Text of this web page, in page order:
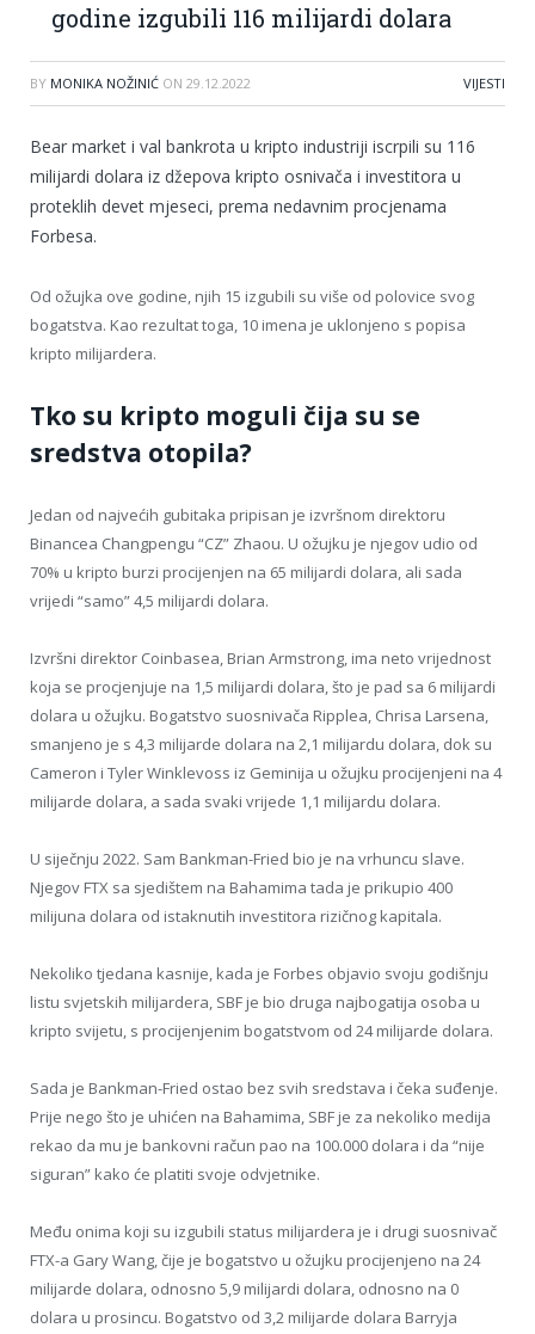
godine izgubili 116 milijardi dolara
BY MONIKA NOŽINIĆ ON 29.12.2022 VIJESTI
Bear market i val bankrota u kripto industriji iscrpili su 116
milijardi dolara iz džepova kripto osnivača i investitora u
proteklih devet mjeseci, prema nedavnim procjenama
Forbesa.
Od ožujka ove godine, njih 15 izgubili su više od polovice svog
bogatstva. Kao rezultat toga, 10 imena je uklonjeno s popisa
kripto milijardera.
Tko su kripto moguli čija su se
sredstva otopila?
Jedan od najvećih gubitaka pripisan je izvršnom direktoru
Binancea Changpengu “CZ” Zhaou. U ožujku je njegov udio od
70% u kripto burzi procijenjen na 65 milijardi dolara, ali sada
vrijedi “samo” 4,5 milijardi dolara.
Izvršni direktor Coinbasea, Brian Armstrong, ima neto vrijednost
koja se procjenjuje na 1,5 milijardi dolara, što je pad sa 6 milijardi
dolara u ožujku. Bogatstvo suosnivača Ripplea, Chrisa Larsena,
smanjeno je s 4,3 milijarde dolara na 2,1 milijardu dolara, dok su
Cameron i Tyler Winklevoss iz Geminija u ožujku procijenjeni na 4
milijarde dolara, a sada svaki vrijede 1,1 milijardu dolara.
U siječnju 2022. Sam Bankman-Fried bio je na vrhuncu slave.
Njegov FTX sa sjedištem na Bahamima tada je prikupio 400
milijuna dolara od istaknutih investitora rizičnog kapitala.
Nekoliko tjedana kasnije, kada je Forbes objavio svoju godišnju
listu svjetskih milijardera, SBF je bio druga najbogatija osoba u
kripto svijetu, s procijenjenim bogatstvom od 24 milijarde dolara.
Sada je Bankman-Fried ostao bez svih sredstava i čeka suđenje.
Prije nego što je uhićen na Bahamima, SBF je za nekoliko medija
rekao da mu je bankovni račun pao na 100.000 dolara i da “nije
siguran” kako će platiti svoje odvjetnike.
Među onima koji su izgubili status milijardera je i drugi suosnivač
FTX-a Gary Wang, čije je bogatstvo u ožujku procijenjeno na 24
milijarde dolara, odnosno 5,9 milijardi dolara, odnosno na 0
dolara u prosincu. Bogatstvo od 3,2 milijarde dolara Barryja